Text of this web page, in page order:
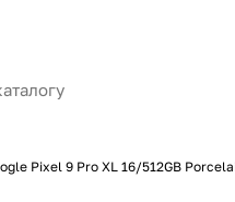
Pixel 9 Pro XL 16/512GB